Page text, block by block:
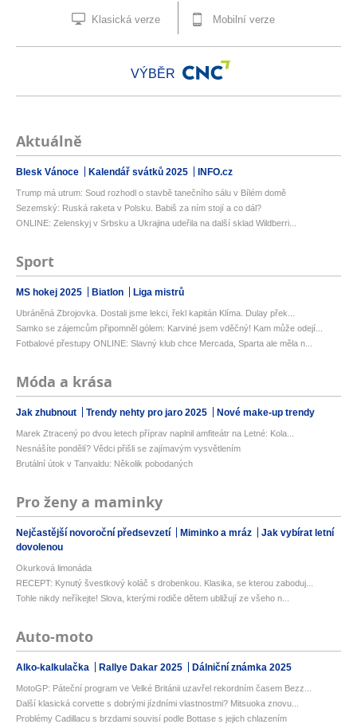
Klasická verze Mobilní verze
VÝBĚR
Aktuálně
Blesk Vánoce Kalendář svátků 2025 INFO.cz
Trump má utrum: Soud rozhodl o stavbě tanečního sálu v Bílém domě
Sezemský: Ruská raketa v Polsku. Babiš za ním stojí a co dál?
ONLINE: Zelenskyj v Srbsku a Ukrajina udeřila na další sklad Wildberri...
Sport
MS hokej 2025 Biatlon Liga mistrů
Ubráněná Zbrojovka. Dostali jsme lekci, řekl kapitán Klíma. Dulay přek...
Samko se zájemcům připomněl gólem: Karviné jsem vděčný! Kam může odejí...
Fotbalové přestupy ONLINE: Slavný klub chce Mercada, Sparta ale měla n...
Móda a krása
Jak zhubnout Trendy nehty pro jaro 2025 Nové make-up trendy
Marek Ztracený po dvou letech příprav naplnil amfiteátr na Letné: Kola...
Nesnášíte pondělí? Vědci přišli se zajímavým vysvětlením
Brutální útok v Tanvaldu: Několik pobodaných
Pro ženy a maminky
Nejčastější novoroční předsevzetí Miminko a mráz
Jak vybírat letní
dovolenou
Okurková limonáda
RECEPT: Kynutý švestkový koláč s drobenkou. Klasika, se kterou zaboduj...
Tohle nikdy neříkejte! Slova, kterými rodiče dětem ubližují ze všeho n...
Auto-moto
Alko-kalkulačka Rallye Dakar 2025 Dálniční známka 2025
MotoGP: Páteční program ve Velké Británii uzavřel rekordním časem Bezz...
Další klasická corvette s dobrými jízdními vlastnostmi? Mitsuoka znovu...
Problémy Cadillacu s brzdami souvisí podle Bottase s jejich chlazením